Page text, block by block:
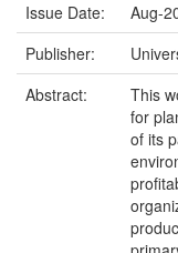
Issue Date:
Aug-
Publisher:
Abstract:
This
for
of its